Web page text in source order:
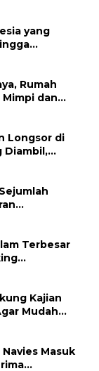
yang
Rumah
dan
Longsor di
Diambil,
Terbesar
Kajian
Mudah
Masuk